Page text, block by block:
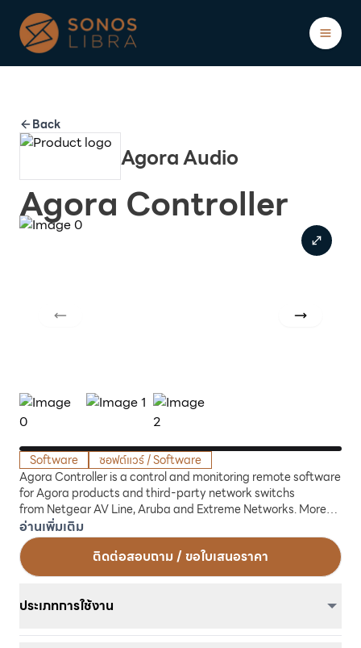
Showcases
Blogs
ติดต่อ/ปรึกษาฟรี
Back
Agora Audio
Agora Controller
Previous slide Next slide
Software
ซอฟต์แวร์ / Software
Agora Controller is a control and monitoring remote software
for Agora products and third-party network switchs
from Netgear AV Line, Aruba and Extreme Networks. More
than a simplified configuration interface, Agora Controller is
a tool which makes possible a full interoperability of the
controlled devices and which gives to the technical teams
the easiest way to set-up the most powerful networks.
อ่านเพิ่มเติม
ติดต่อสอบถาม / ขอใบเสนอราคา
ประเภทการใช้งาน